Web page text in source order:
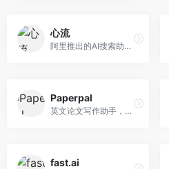
心流
阿里推出的AI搜索助手，专注于智能信息获取。面向普通用户，提供智能搜索、内容整理、知识问答等服务，与阿里生态深度整合。
Paperpal
英文论文写作助手，专注于学术英语润色。面向需要发表国际期刊的研究者，提供语法检查、学术表达优化、格式规范等服务，英语表达地道专业。
fast.ai